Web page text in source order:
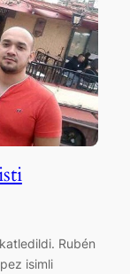
Rubén
isimli